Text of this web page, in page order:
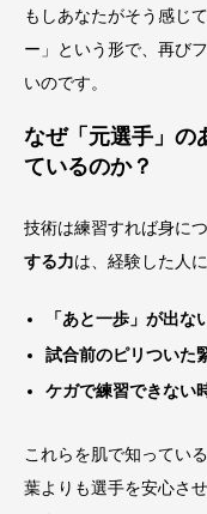
もしあなたがそう感じ
ー」という形で、再び
いのです。
なぜ「元選手」の
ているのか？
技術は練習すれば身に
する力は、経験した人
「あと一歩」が出な
試合前のピリついた
ケガで練習できない
これらを肌で知ってい
葉よりも選手を安心さ